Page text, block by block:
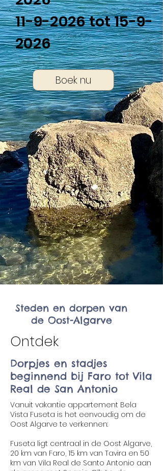
11-9-2026tot15-9-
2026
Boek nu
Steden en dorpen van
de Oost-Algarve
Ontdek
Dorpjes en stadjes
beginnend bij Faro tot Vila
Real de San Antonio
Vanuit vakantie appartement Bela
Vista Fuseta is het eenvoudig om de
Oost Algarve te verkennen:
Fuseta ligt centraal in de Oost Algarve,
20 km van Faro, 15 km van Tavira en 50
km van Vila Real de Santo Antonio aan